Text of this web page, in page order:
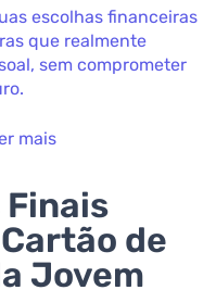
escolhas financeiras
que realmente
sem comprometer
mais
de
Jovem